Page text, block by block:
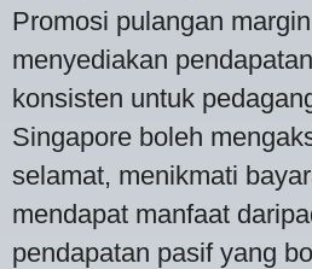
Promosi pulangan
menyediakan
konsisten untuk
Singapore boleh
selamat, menikmati
mendapat manfaat
pendapatan pasif yang